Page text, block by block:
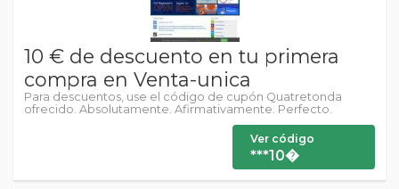
10 € de descuento en tu primera
compra en Venta-unica
Para descuentos, use el código de cupón Quatretonda
ofrecido. Absolutamente. Afirmativamente. Perfecto.
Ver código
***10�